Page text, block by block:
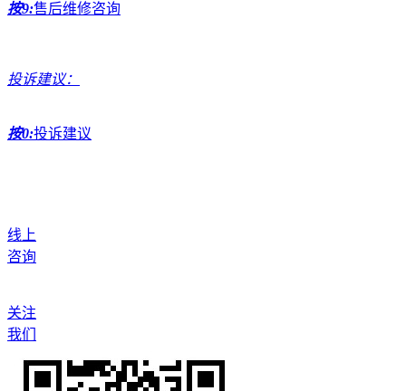
按9:售后维修咨询
投诉建议：
按0:投诉建议
线上
咨询
关注
我们